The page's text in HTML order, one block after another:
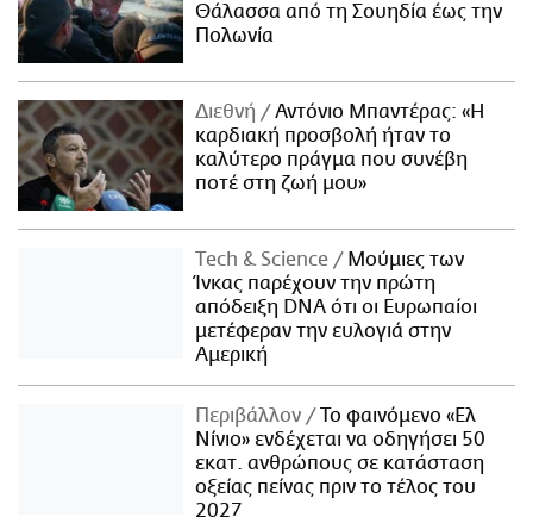
Θάλασσα από τη Σουηδία έως την
Πολωνία
Διεθνή
Αντόνιο Μπαντέρας: «Η
καρδιακή προσβολή ήταν το
καλύτερο πράγμα που συνέβη
ποτέ στη ζωή μου»
Τech & Science
Μούμιες των
Ίνκας παρέχουν την πρώτη
απόδειξη DNA ότι οι Ευρωπαίοι
μετέφεραν την ευλογιά στην
Αμερική
Περιβάλλον
Το φαινόμενο «Ελ
Νίνιο» ενδέχεται να οδηγήσει 50
εκατ. ανθρώπους σε κατάσταση
οξείας πείνας πριν το τέλος του
2027